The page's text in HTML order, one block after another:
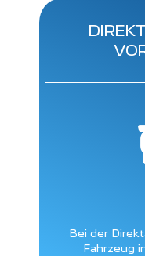
Bei der
Fahrzeug